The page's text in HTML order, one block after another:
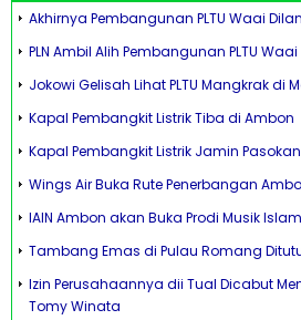
Akhirnya Pembangunan PLTU Waai
PLN Ambil Alih Pembangunan PLTU Waai
Jokowi Gelisah Lihat PLTU Mangkrak di
Kapal Pembangkit Listrik Tiba di Ambon
Kapal Pembangkit Listrik Jamin
Wings Air Buka Rute Penerbangan
IAIN Ambon akan Buka Prodi Musik
Tambang Emas di Pulau Romang
Izin Perusahaannya dii Tual Dicabut
Tomy Winata